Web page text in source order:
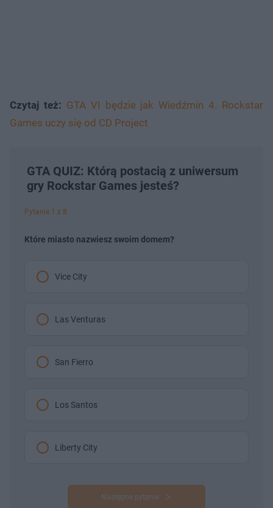
Czytaj też: GTA VI będzie jak Wiedźmin 4. Rockstar
Games uczy się od CD Project
GTA QUIZ: Którą postacią z uniwersum
gry Rockstar Games jesteś?
Pytanie 1 z 8
Które miasto nazwiesz swoim domem?
Vice City
Las Venturas
San Fierro
Los Santos
Liberty City
Następne pytanie